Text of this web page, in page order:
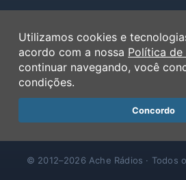
Termos de Uso
Política de Privacidade
Ferramentas
Contato
© 2012–2026 Ache Rádios · Todos
Utilizamos cookies e
acordo com a nossa Política de
continuar navegando, você
condições.
Concordo